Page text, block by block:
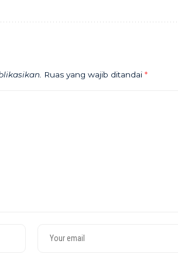
Ruas yang wajib ditandai *